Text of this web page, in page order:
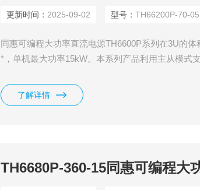
更新时间： 2025-09-02 型号：TH66200P-70-05
同惠可编程大功率直流电源TH6600P系列在3U的
*，单机最大功率15kW。本系列产品利用主从模式
波形！具有高可靠性，高效的设置功能和丰富的测量
了解详情
TH6680P-360-15同惠可编程大